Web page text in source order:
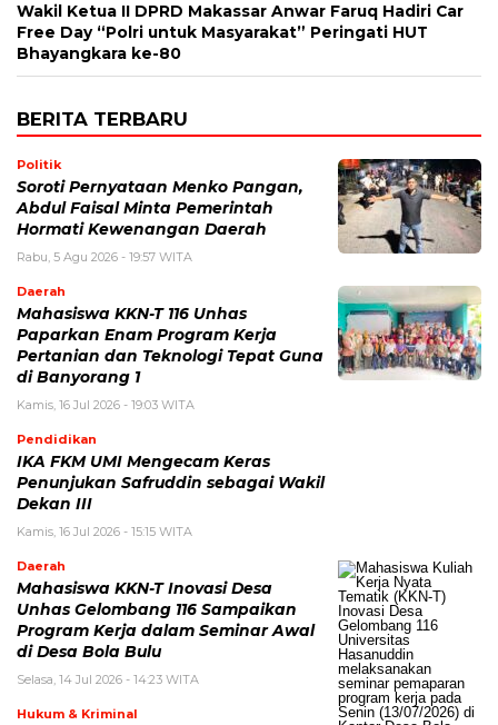
Wakil Ketua II DPRD Makassar Anwar Faruq Hadiri Car
Free Day “Polri untuk Masyarakat” Peringati HUT
Bhayangkara ke-80
BERITA TERBARU
Politik
Soroti Pernyataan Menko Pangan,
Abdul Faisal Minta Pemerintah
Hormati Kewenangan Daerah
Rabu, 5 Agu 2026 - 19:57 WITA
Daerah
Mahasiswa KKN-T 116 Unhas
Paparkan Enam Program Kerja
Pertanian dan Teknologi Tepat Guna
di Banyorang 1
Kamis, 16 Jul 2026 - 19:03 WITA
Pendidikan
IKA FKM UMI Mengecam Keras
Penunjukan Safruddin sebagai Wakil
Dekan III
Kamis, 16 Jul 2026 - 15:15 WITA
Daerah
Mahasiswa KKN-T Inovasi Desa
Unhas Gelombang 116 Sampaikan
Program Kerja dalam Seminar Awal
di Desa Bola Bulu
Selasa, 14 Jul 2026 - 14:23 WITA
Hukum & Kriminal